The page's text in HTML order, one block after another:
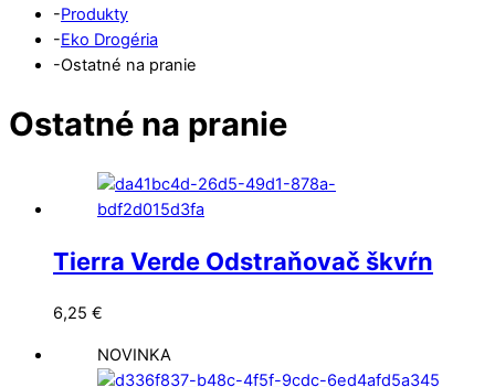
Menu
Cart
-Produkty
-Eko Drogéria
-Ostatné na pranie
Ostatné na pranie
Tierra Verde Odstraňovač škvŕn
6,25 €
NOVINKA